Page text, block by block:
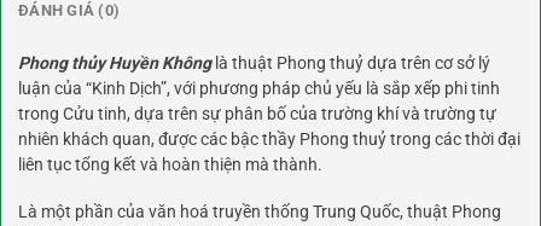
ĐÁNH GIÁ (0)
Phong thủy Huyền Khônglà thuật Phong thuỷ dựa trên cơ sở lý
luận của “Kinh Dịch”, với phương pháp chủ yếu là sắp xếp phi tinh
trong Cửu tinh, dựa trên sự phân bố của trường khí và trường tự
nhiên khách quan, được các bậc thầy Phong thuỷ trong các thời đại
liên tục tổng kết và hoàn thiện mà thành.
Là một phần của văn hoá truyền thống Trung Quốc, thuật Phong